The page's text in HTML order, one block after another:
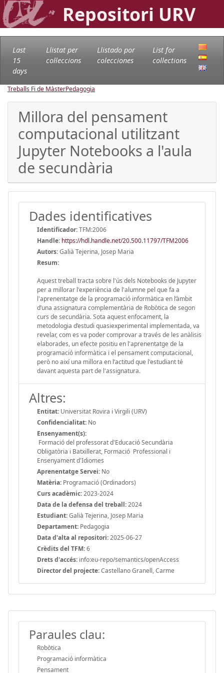
Repositori URV
Last
15
days
Llistat per
col·leccions
Llistado por
colecciones
List for
collections
Treballs Fi de MàsterPedagogia
Millora del pensament
computacional utilitzant
Jupyter Notebooks a l'aula
de secundària
Dades identificatives
Identificador:TFM:2006
Handle: https://hdl.handle.net/20.500.11797/TFM2006
Autors:Galià Tejerina, Josep Maria
Resum:
Aquest treball tracta sobre l'ús dels Notebooks de Jupyter
per a millorar l'experiència de l'alumne pel que fa a
l'aprenentatge de la programació informàtica en l’àmbit
d’una assignatura complementària de Robòtica de segon
curs de secundària. Sota aquest enfocament, la
metodologia d’estudi quasiexperimental implementada, va
revelar, com es va poder comprovar a través de les anàlisis
elaborades, un efecte positiu en l'aprenentatge de la
programació informàtica i el pensament computacional,
però no així una millora en l’actitud que l'estudiant té
davant aquesta part de l'assignatura.
Altres:
Entitat: Universitat Rovira i Virgili (URV)
Confidencialitat: No
Ensenyament(s):
Formació del professorat d'Educació Secundària
Obligatòria i Batxillerat, Formació Professional i
Ensenyament d'Idiomes
Aprenentatge Servei: No
Matèria: Programació (Ordinadors)
Curs acadèmic:2023-2024
Data de la defensa del treball:2024
Estudiant:Galià Tejerina, Josep Maria
Departament: Pedagogia
Data d'alta al repositori:2025-06-27
Crèdits del TFM:6
Drets d'accés: info:eu-repo/semantics/openAccess
Director del projecte:Castellano Granell, Carme
Paraules clau:
Robòtica
Programació informàtica
Pensament